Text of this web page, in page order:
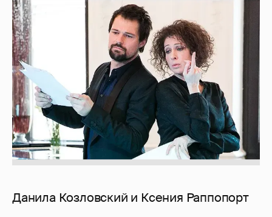
Данила Козловский и Ксения Раппопорт